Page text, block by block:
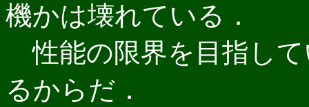
機かは壊れている．
性能の限界を目指し
るからだ．